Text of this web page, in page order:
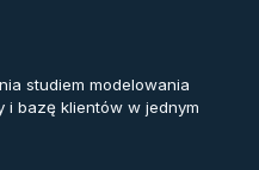
studiem modelowania
i bazę klientów w jednym